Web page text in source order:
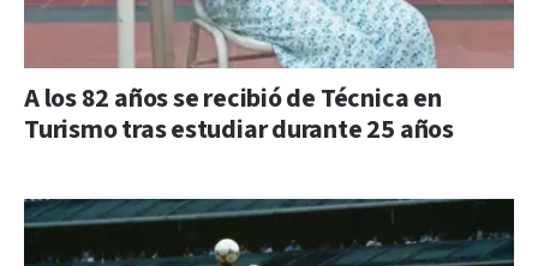
A los 82 años se recibió de Técnica en
Turismo tras estudiar durante 25 años